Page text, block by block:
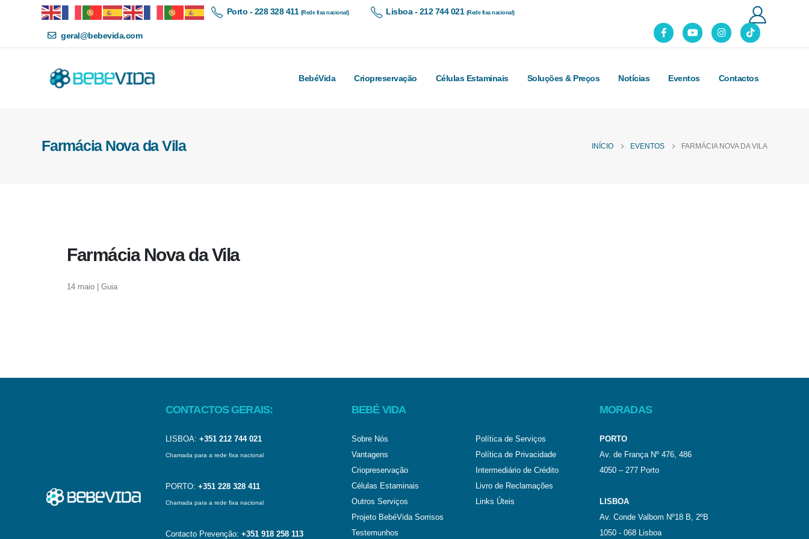
Porto - 228 328 411 (Rede fixa nacional) Lisboa - 212 744 021 (Rede fixa nacional)
geral@bebevida.com
BebéVida Criopreservação Células Estaminais Soluções & Preços Notícias Eventos Contactos
Farmácia Nova da Vila INÍCIO EVENTOS FARMÁCIA NOVA DA VILA
Farmácia Nova da Vila
14 maio | Guia
CONTACTOS GERAIS:
LISBOA: +351 212 744 021
Chamada para a rede fixa nacional
PORTO: +351 228 328 411
Chamada para a rede fixa nacional
Contacto Prevenção: +351 918 258 113
BEBÉ VIDA
Sobre Nós
Vantagens
Criopreservação
Células Estaminais
Outros Serviços
Projeto BebéVida Sorrisos
Testemunhos
Política de Serviços
Política de Privacidade
Intermediário de Crédito
Livro de Reclamações
Links Úteis
MORADAS
PORTO
Av. de França Nº 476, 486
4050 – 277 Porto
LISBOA
Av. Conde Valbom Nº18 B, 2ºB
1050 - 068 Lisboa